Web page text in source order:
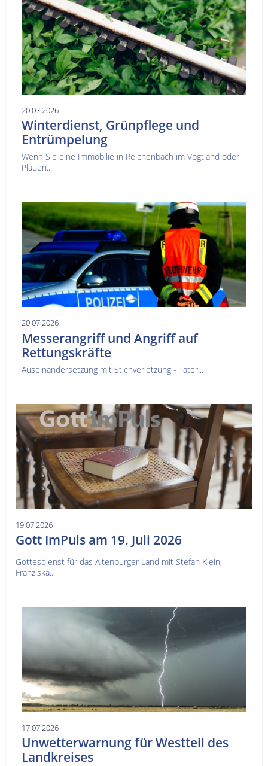
20.07.2026
Winterdienst, Grünpflege und
Entrümpelung
Wenn Sie eine Immobilie in Reichenbach im Vogtland oder
Plauen...
20.07.2026
Messerangriff und Angriff auf
Rettungskräfte
Auseinandersetzung mit Stichverletzung - Täter...
19.07.2026
Gott ImPuls am 19. Juli 2026
Gottesdienst für das Altenburger Land mit Stefan Klein,
Franziska...
17.07.2026
Unwetterwarnung für Westteil des
Landkreises